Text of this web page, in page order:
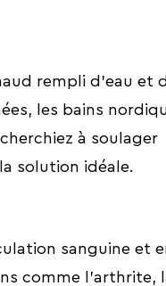
rempli d’eau et
les bains
à soulager
solution idéale.
sanguine et
comme l’arthrite,